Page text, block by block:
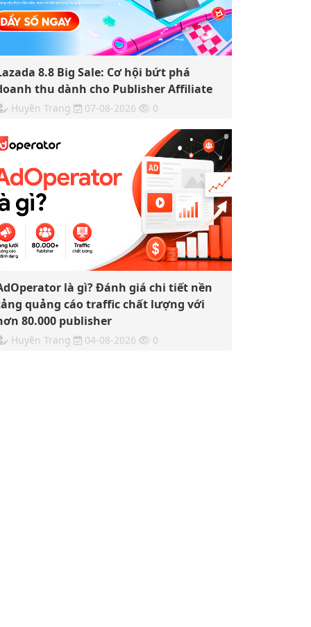
8.8 Big Sale: Cơ hội bứt phá
thu dành cho Publisher Affiliate
Huyền Trang 07-08-2026 0
là gì? Đánh giá chi tiết nền
quảng cáo traffic chất lượng với
80.000 publisher
Huyền Trang 04-08-2026 0